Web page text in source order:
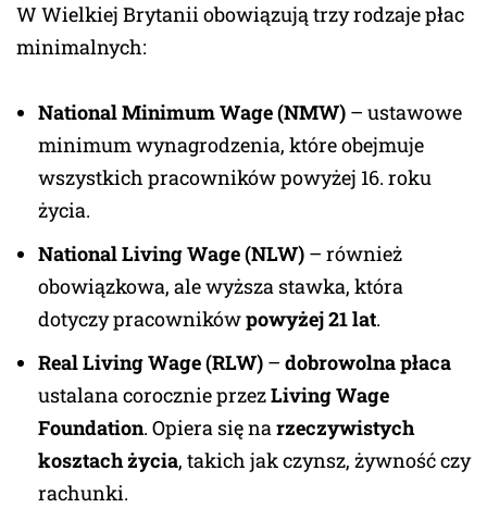
W Wielkiej Brytanii obowiązują trzy rodzaje płac
minimalnych:
National Minimum Wage (NMW) – ustawowe
minimum wynagrodzenia, które obejmuje
wszystkich pracowników powyżej 16. roku
życia.
National Living Wage (NLW) – również
obowiązkowa, ale wyższa stawka, która
dotyczy pracownikówpowyżej 21 lat.
Real Living Wage (RLW) – dobrowolna płaca
ustalana corocznie przezLiving Wage
Foundation. Opiera się narzeczywistych
kosztach życia, takich jak czynsz, żywność czy
rachunki.